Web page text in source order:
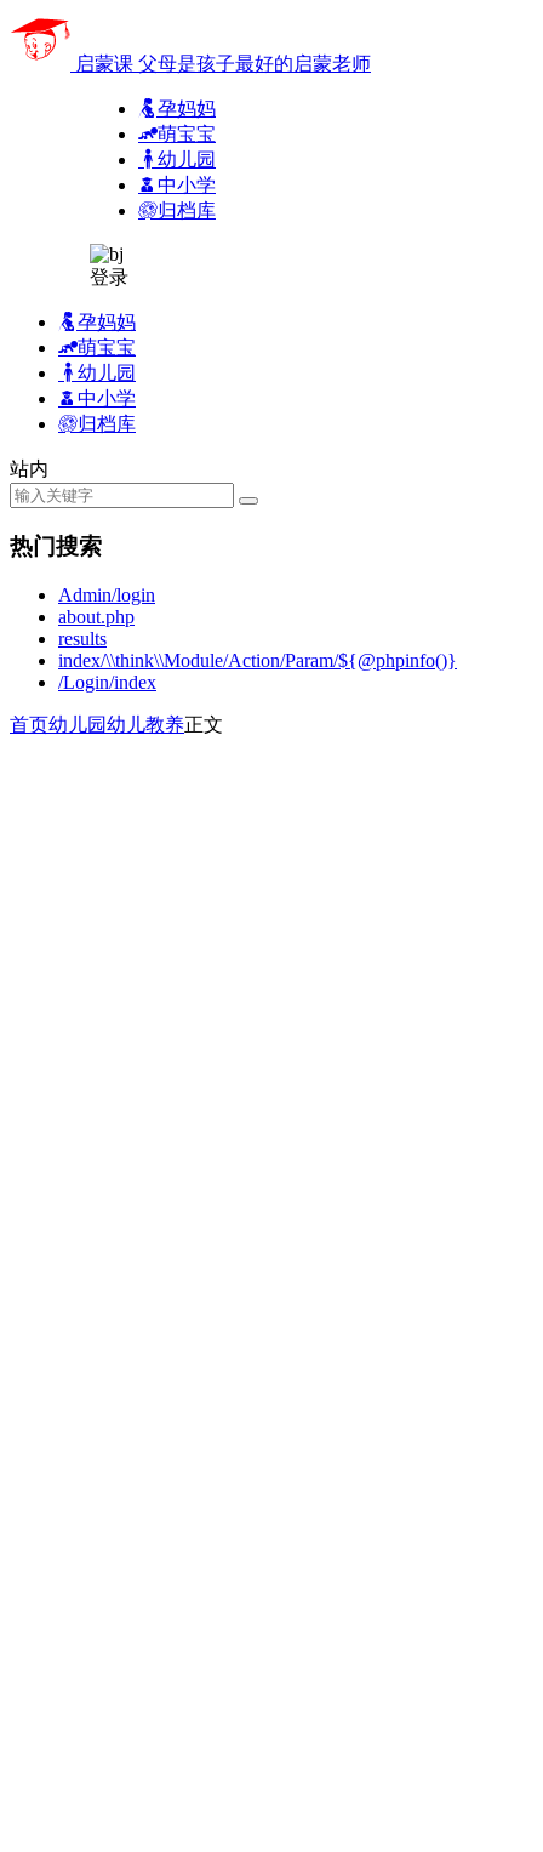
启蒙课 父母是孩子最好的启蒙老师
孕妈妈
萌宝宝
幼儿园
中小学
归档库
登录
孕妈妈
萌宝宝
幼儿园
中小学
归档库
站内
热门搜索
Admin/login
about.php
results
index/\\think\\Module/Action/Param/${@phpinfo()}
/Login/index
首页幼儿园幼儿教养正文